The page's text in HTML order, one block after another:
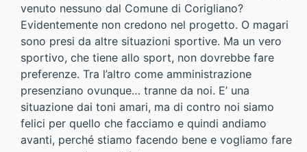
venuto nessuno dal Comune di Corigliano?
Evidentemente non credono nel progetto. O magari
sono presi da altre situazioni sportive. Ma un vero
sportivo, che tiene allo sport, non dovrebbe fare
preferenze. Tra l’altro come amministrazione
presenziano ovunque… tranne da noi. E’ una
situazione dai toni amari, ma di contro noi siamo
felici per quello che facciamo e quindi andiamo
avanti, perché stiamo facendo bene e vogliamo fare